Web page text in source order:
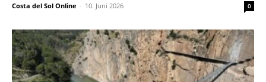
Costa del Sol Online - 10. Juni 2026 0